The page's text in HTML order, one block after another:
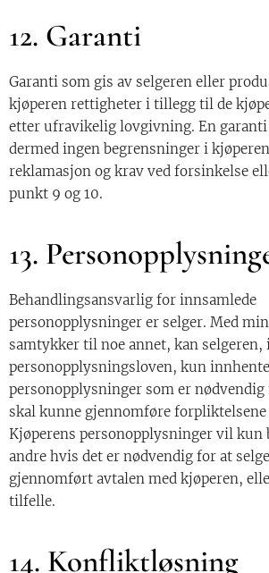
12. Garanti
Garanti som gis av selgeren eller
kjøperen rettigheter i tillegg til de
etter ufravikelig lovgivning. En
dermed ingen begrensninger i
reklamasjon og krav ved forsinkelse
punkt 9 og 10.
13.
Behandlingsansvarlig for innsamlede
personopplysninger er selger. Med
samtykker til noe annet, kan selgeren,
personopplysningsloven, kun
personopplysninger som er nødvendig
skal kunne gjennomføre forpliktelsene
Kjøperens personopplysninger vil
andre hvis det er nødvendig for at
gjennomført avtalen med kjøperen,
tilfelle.
14. Konfliktløsning